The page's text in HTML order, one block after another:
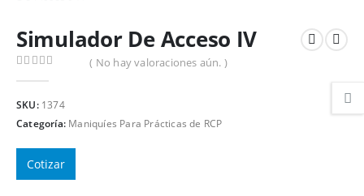
Simulador De Acceso IV
( No hay valoraciones aún. )
SKU: 1374
Categoría: Maniquíes Para Prácticas de RCP
Cotizar